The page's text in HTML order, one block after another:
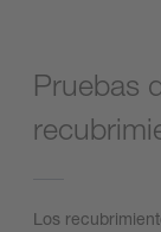
Pruebas
Los